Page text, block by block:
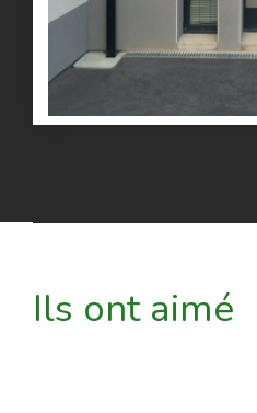
Ils ont aimé